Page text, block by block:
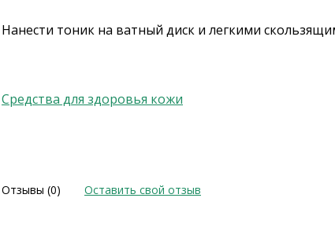
Нанести тоник на ватный диск и легкими
Средства для здоровья кожи
Отзывы (0) Оставить свой отзыв